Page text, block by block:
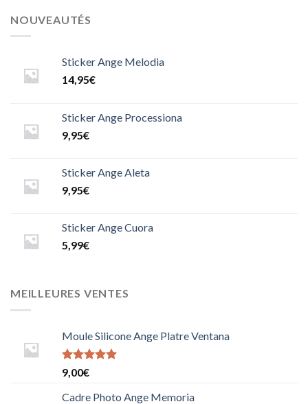
NOUVEAUTÉS
Sticker Ange Melodia
14,95€
Sticker Ange Processiona
9,95€
Sticker Ange Aleta
9,95€
Sticker Ange Cuora
5,99€
MEILLEURES VENTES
Moule Silicone Ange Platre Ventana
Note
5.0000000000000000
sur 5
9,00€
Cadre Photo Ange Memoria